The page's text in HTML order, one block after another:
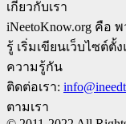
เกี่ยวกับเรา
iNeetoKnow.org คือ
รู้ เริ่มเขียนเว็บไซต์ตั้
ความรู้กัน
ติดต่อเรา:
ตามเรา